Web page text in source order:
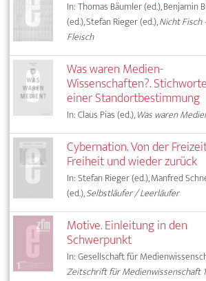
In: Thomas Bäumler (ed.), Benjamin
(ed.), Stefan Rieger (ed.),Nicht Fisch
Fleisch
Was waren Medien-
Wissenschaften?.
einer Standortbestimmung
In: Claus Pias (ed.),Was waren
Cybernation. Von der
Freiheit und wieder zurück
In: Stefan Rieger (ed.), Manfred
(ed.),Selbstläufer / Leerläufer
Motive. Einleitung in den
Schwerpunkt
In: Gesellschaft für
Zeitschrift für Medienwissenschaft 1